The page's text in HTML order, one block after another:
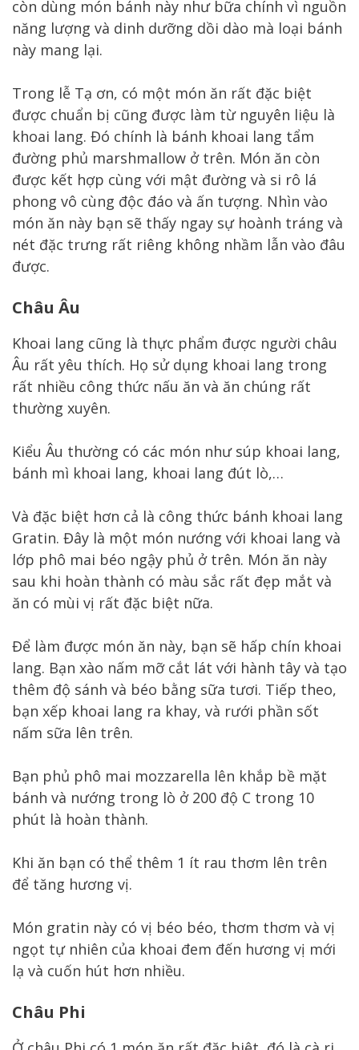
còn dùng món bánh này như bữa chính vì nguồn
năng lượng và dinh dưỡng dồi dào mà loại bánh
này mang lại.
Trong lễ Tạ ơn, có một món ăn rất đặc biệt
được chuẩn bị cũng được làm từ nguyên liệu là
khoai lang. Đó chính là bánh khoai lang tẩm
đường phủ marshmallow ở trên. Món ăn còn
được kết hợp cùng với mật đường và si rô lá
phong vô cùng độc đáo và ấn tượng. Nhìn vào
món ăn này bạn sẽ thấy ngay sự hoành tráng và
nét đặc trưng rất riêng không nhầm lẫn vào đâu
được.
Châu Âu
Khoai lang cũng là thực phẩm được người châu
Âu rất yêu thích. Họ sử dụng khoai lang trong
rất nhiều công thức nấu ăn và ăn chúng rất
thường xuyên.
Kiểu Âu thường có các món như súp khoai lang,
bánh mì khoai lang, khoai lang đút lò,…
Và đặc biệt hơn cả là công thức bánh khoai lang
Gratin. Đây là một món nướng với khoai lang và
lớp phô mai béo ngậy phủ ở trên. Món ăn này
sau khi hoàn thành có màu sắc rất đẹp mắt và
ăn có mùi vị rất đặc biệt nữa.
Để làm được món ăn này, bạn sẽ hấp chín khoai
lang. Bạn xào nấm mỡ cắt lát với hành tây và tạo
thêm độ sánh và béo bằng sữa tươi. Tiếp theo,
bạn xếp khoai lang ra khay, và rưới phần sốt
nấm sữa lên trên.
Bạn phủ phô mai mozzarella lên khắp bề mặt
bánh và nướng trong lò ở 200 độ C trong 10
phút là hoàn thành.
Khi ăn bạn có thể thêm 1 ít rau thơm lên trên
để tăng hương vị.
Món gratin này có vị béo béo, thơm thơm và vị
ngọt tự nhiên của khoai đem đến hương vị mới
lạ và cuốn hút hơn nhiều.
Châu Phi